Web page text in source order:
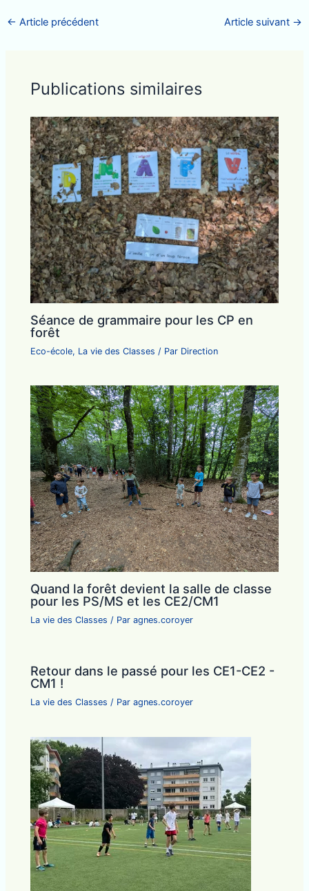
← Article précédent Article suivant →
Publications similaires
Séance de grammaire pour les CP en
forêt
Eco-école, La vie des Classes / Par Direction
Quand la forêt devient la salle de classe
pour les PS/MS et les CE2/CM1
La vie des Classes / Paragnes.coroyer
Retour dans le passé pour les CE1-CE2 -
CM1 !
La vie des Classes / Paragnes.coroyer